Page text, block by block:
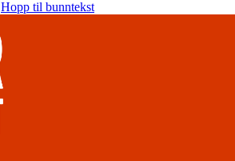
Hopp til bunntekst